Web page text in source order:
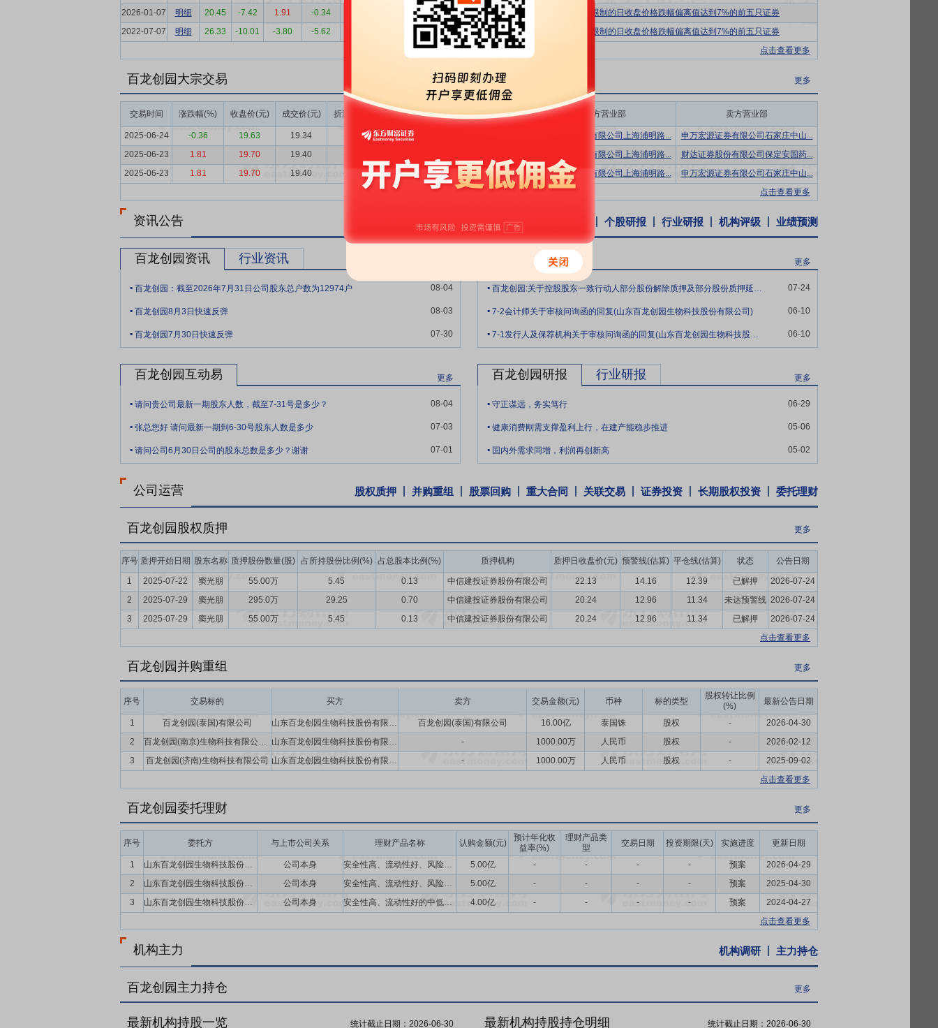
糖。其中，低聚异麦芽糖在我国应用最早，产量最大，对双歧杆菌具有一定的增殖作用，价格相对较低；低聚果糖对双歧杆菌增殖效果明显，具有较为显著的提
高人体矿物质吸收的功效，价格适中。而低聚木糖、低聚半乳糖等高端产品因生产工艺复杂等原因价格相对较高。根据研究机构数据，预计2030年全球益生元
产量将达到44.12万吨，销售额将达到22.79亿美元，2023—2030年复合增长率分别为6.75%和8.62%。
致使我国出现了高血压、高血脂、高胆固醇、糖尿病等疾病的流行，这与膳食纤维的缺失存在着一定的关系。经过数十年的科学研究，现已证明膳食纤维具有多
重健康功效，是值得向全民推广的普及型健康产品。世界卫生组织和各国营养学界对膳食纤维的摄入给出了统一的建议，即每人每天摄入量在25g—35g之间，
其中美国糖尿病协会建议糖尿病患者可以适度提高到45—55g。学术界还认为该类产品的应用范围为3-100岁男女老幼均适用。由于我国拥有约14亿的人口基
数，膳食纤维产业有着巨大的经济价值。
要点6：甜味剂行业
2019年美国FDA宣布阿洛酮糖不在“添加糖”“总糖”营养标签中标注，因此在这两个类目中不计算其添加量，为阿洛酮糖在食品中，特别是
无糖、少糖产品中大量应用奠定了政策基础。目前，阿洛酮糖已在美国、日本、韩国、加拿大、澳大利亚及新西兰等在内的十余个国家获得法规许可，欧盟、中
国等多国也在阿洛酮糖的认证过程中。2021年以来，欧洲食品安全局（EFSA）分别对松谷化学等厂商生产的用于生产D-阿洛酮糖的酶进行了安全性评估，结果
差向异构酶”获批列入食品工业用酶制剂新品种，该酶制剂是阿洛酮糖生产的重要酶制剂，对D-阿洛酮糖安全合规进入新食品原料领域具有里程碑意义，2024年
要点7：产品矩阵全面，产品竞争力强
作为全球主要益生元、膳食纤维和阿洛酮糖生产商之一，公司已有200多种不同规格型号的产品，近年通过自主研发，
又增加了母乳寡聚糖、结晶果糖等多款、数十种规格型号的产品，更加丰富了产品种类，以更好地满足不同客户多元化的需求。公司产品广泛应用于食品、饮
求较高。公司建设了全自动生产线，可以实现柔性生产，即根据市场及客户对产品品种的需求变化，通过不同生产工序的组合协同实现同一生产线能够生产不同
要点9：坚持技术与产品创新，引领行业发展
公司是国家高新技术企业，拥有国家博士后科研工作站、中国轻工业联合会膳食纤维工程技术研究中心、山东省
合作关系，实现了广泛的技术交流和资源共享。
要点10：认证优势
公司坚持“品牌领先、质量第一”的经营发展战略，贯彻实施国际标准管理体系认证。为满足高端客户的需求，公司通过了BRCGS全球食品
了美国FDA食品生产企业注册号。其中，BRCGS认证已成为国际公认的食品安全规范，被全球许多零售商、制造商、配料公司、食品服务组织和原材料加工者
接受和指定。公司于2015年顺利通过BRCGS认证并取得证书，是国内行业内首家取得此认证的公司。
要点11：营销优势
公司经过十余年的发展，公司建立了覆盖全国和全球主要市场的销售网络。公司采取以点带面、重点突破的营销策略：在全国主要省市常
驻销售人员，并对重要客户采取专人服务，以适应和深化一体化的服务优势。这样，公司既在横向上扩大了客户数量，又在纵向上针对重要客户不断提高产品渗
透率，与客户形成深层次的开发与合作，深化战略伙伴关系。目前，公司已在全国各大城市常驻销售人员，通过上述销售网络为全国客户提供产品及相关技术服
务。
要点12：品牌与客户优势
公司经过多年的发展，在市场上已经具备较高的企业美誉度和品牌知名度。2013年公司商标被评为山东省著名商标，公司产品低聚
异麦芽糖入选2013年轻工竞争力优势品牌产品；2016年入选国家工信部品牌培育试点企业；2017年7月，山东省“厚道鲁商”品牌形象榜亮相，百龙创园与海
尔、海信、中国重汽、东阿阿胶等企业上榜省级“厚道鲁商”品牌形象榜（五星级企业），成为德州市仅有两家上榜企业之一，同年12月，“百龙创园”牌淀粉糖获
聚异麦芽糖获得山东省知名农产品品牌，2022年抗性糊精入选山东省特色优质食品目录产品，2023年公司抗性糊精通过泰山品质认证并荣获好品山东、山东制
造齐鲁精品荣誉称号。2025年陆续取得阿洛酮糖和聚葡萄糖通过专利密集型产品认定、中国轻工业发酵行业十强、中国轻工业联合会科技进步一等奖等技术性
荣誉；公司作为国内功能糖、膳食纤维及健康甜味剂领域的龙头企业，凭借行业领先的技术实力、齐全的国际认证与多项国家行业标准制定参与权，树立了高品
质、专业化的品牌形象，同时拥有自主核心专利与规模化生产优势，产品远销全球六十多个国家和地区，具备较强的国际品牌竞争力；在客户方面，公司深度与
下游客户合作，技术融合创新，客户结构优质稳定、合作粘性强，凭借定制化服务与严格的质量管控体系，形成了难以替代的供应链优势，为持续稳健发展奠定
了坚实基础。
公司地处山东禹城国家高新技术产业开发区，该区域是产业集中区，有较强的产业集聚效应。2005年9月，山东省禹城市被中国轻工业联
流渠道，保证产品的及时供给。同时，山东省以及邻近的河南、河北均为我国玉米主产区，玉米及玉米深加工产品资源充足，运输成本低。
要点14：自愿锁定股份
自公司股票上市之日起三十六个月内,不转让或者委托他人管理本次发行前本人直接及间接持有的公司股份,也不由公司回购本人直接及
要点15：股利分配
在满足现金分红条件的基础上,结合公司持续经营和长期发展,公司每年以现金方式分配的利润不少于当年实现的可分配利润的10%,且最近3
年以现金方式累计分配的利润不少于最近3年实现的年均可分配利润的30%。
要点16：稳定股价措施
公司首次公开发行股票并上市后三年内,如公司股票收盘价格连续20个交易日低于最近一期经审计的每股净资产,公司将通过控股股东增
持股份、公司全体董事(独立董事除外)和高级管理人员增持公司股票以及公司回购股份等措施来稳定股价。
2026-01-07
明细 20.45 -7.42 1.91 -0.34 6520.53 5577.93 942.60
有价格涨跌幅限制的日收盘价格跌幅偏离值达到7%的前五只证券
2022-07-07
明细 26.33 -10.01 -3.80 -5.62 664.79 811.98
有价格涨跌幅限制的日收盘价格跌幅偏离值达到7%的前五只证券
点击查看更多
百龙创园大宗交易 更多
交易时间 涨跌幅(%) 收盘价(元) 成交价(元) 折溢率(%) 成交量(万股) 成交额(万元)
成交额/流通
市值(%)
买方营业部 卖方营业部
2025-06-24 -0.36 19.63 19.34 -1.48 54.42 湘财证券股份有限公司上海浦明路...
申万宏源证券有限公司石家庄中山...
2025-06-23
1.81 19.70 19.40 -1.52 湘财证券股份有限公司上海浦明路...
财达证券股份有限公司保定安国药...
2025-06-23
1.81 19.70 19.40 -1.52 55.00 1067.00 0.13% 湘财证券股份有限公司上海浦明路...
申万宏源证券有限公司石家庄中山...
点击查看更多
资讯公告 个股资讯 行业资讯 公告 个股研报 行业研报 机构评级 业绩预测
百龙创园资讯 行业资讯
. 百龙创园：截至2026年7月31日公司股东总户数为12974户 08-04
. 百龙创园8月3日快速反弹 08-03
. 百龙创园7月30日快速反弹 07-30
百龙创园公告 更多
. 百龙创园:关于控股股东一致行动人部分股份解除质押及部分股份质押延期的公告 07-24
. 7-2会计师关于审核问询函的回复(山东百龙创园生物科技股份有限公司) 06-10
. 7-1发行人及保荐机构关于审核问询函的回复(山东百龙创园生物科技股份有限公司) 06-10
百龙创园互动易 更多
. 请问贵公司最新一期股东人数，截至7-31号是多少？ 08-04
. 张总您好 请问最新一期到6-30号股东人数是多少 07-03
. 请问公司6月30日公司的股东总数是多少？谢谢 07-01
百龙创园研报 行业研报 更多
. 守正谋远，务实笃行 06-29
. 健康消费刚需支撑盈利上行，在建产能稳步推进 05-06
. 国内外需求同增，利润再创新高 05-02
公司运营 股权质押 并购重组 股票回购 重大合同 关联交易 证券投资 长期股权投资 委托理财
百龙创园股权质押 更多
序号 质押开始日期 股东名称 质押股份数量(股) 占所持股份比例(%) 占总股本比例(%) 质押机构 质押日收盘价(元) 预警线(估算) 平仓线(估算) 状态 公告日期
1 2025-07-22 窦光朋 55.00万 5.45 0.13 中信建投证券股份有限公司 22.13 14.16 12.39 已解押
2026-07-24
2
2025-07-29 窦光朋 295.0万 29.25 0.70 中信建投证券股份有限公司 20.24 12.96 11.34 未达预警线 2026-07-24
3
2025-07-29 窦光朋 55.00万 5.45 0.13 中信建投证券股份有限公司 20.24 12.96 11.34 已解押
2026-07-24
点击查看更多
百龙创园并购重组 更多
序号 交易标的 买方 卖方 交易金额(元) 币种 标的类型
股权转让比例
(%)
最新公告日期
1 百龙创园(泰国)有限公司 山东百龙创园生物科技股份有限公司 百龙创园(泰国)有限公司 16.00亿 泰国铢 股权 -
2026-04-30
2
百龙创园(南京)生物科技有限公司(暂定名) 山东百龙创园生物科技股份有限公司 - 1000.00万 人民币 股权 -
2026-02-12
3
百龙创园(济南)生物科技有限公司 山东百龙创园生物科技股份有限公司 - 1000.00万 人民币 股权 -
2025-09-02
点击查看更多
百龙创园委托理财 更多
序号 委托方 与上市公司关系 理财产品名称 认购金额(元)
预计年化收
益率(%)
理财产品类
型
交易日期 投资期限(天) 实施进度 更新日期
1 山东百龙创园生物科技股份有限公司 公司本身 安全性高、流动性好、风险等级较低的理财产品或存款类产品 5.00亿 - - - - 预案
2026-04-29
2
山东百龙创园生物科技股份有限公司 公司本身 安全性高、流动性好、风险等级较低的理财产品或存款类产品 5.00亿 - - - - 预案
2025-04-30
3
山东百龙创园生物科技股份有限公司 公司本身 安全性高、流动性好的中低风险型产品且投资期限不超过12个月的理财产品 4.00亿 - - - - 预案
2024-04-27
点击查看更多
机构主力 机构调研 主力持仓
百龙创园主力持仓 更多
最新机构持股一览 统计截止日期： 2026-06-30 最新机构持股持仓明细 统计截止日期： 2026-06-30